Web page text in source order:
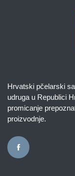
Hrvatski pčelarski
udruga u Republici
promicanje
proizvodnje.